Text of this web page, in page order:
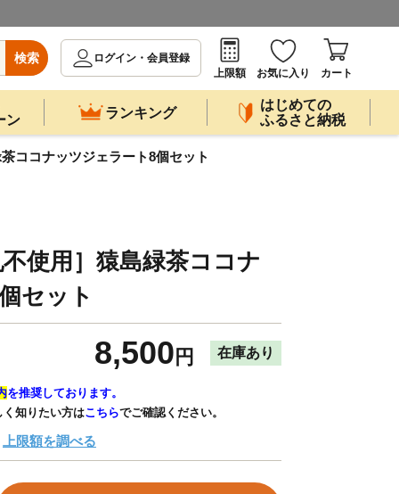
検索
ログイン・会員登録
上限額
お気に入り カート
ン
ランキング
はじめての
ふるさと納税
ココナッツジェラート8個セット
不使用］猿島緑茶ココナ
セット
8,500 円 在庫あり
を推奨しております。
く知りたい方はこちらでご確認ください。
上限額を調べる